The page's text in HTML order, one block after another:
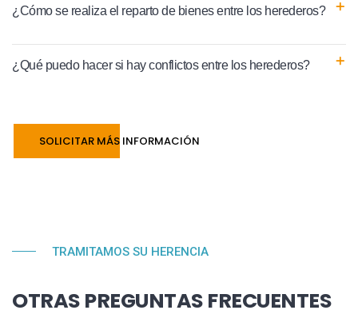
¿Cómo se realiza el reparto de bienes entre los herederos?
¿Qué puedo hacer si hay conflictos entre los herederos?
SOLICITAR MÁS INFORMACIÓN
TRAMITAMOS SU HERENCIA
OTRAS PREGUNTAS FRECUENTES